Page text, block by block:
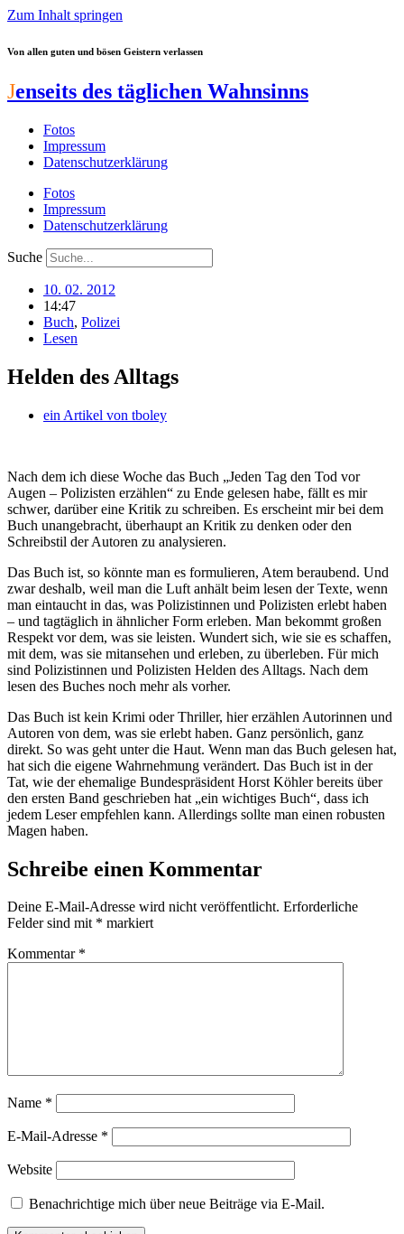
Zum Inhalt springen
Von allen guten und bösen Geistern verlassen
Jenseits des täglichen Wahnsinns
Fotos
Impressum
Datenschutzerklärung
Fotos
Impressum
Datenschutzerklärung
Suche
10. 02. 2012
14:47
Buch, Polizei
Lesen
Helden des Alltags
ein Artikel von tboley
Nach dem ich diese Woche das Buch „Jeden Tag den Tod vor
Augen – Polizisten erzählen“ zu Ende gelesen habe, fällt es mir
schwer, darüber eine Kritik zu schreiben. Es erscheint mir bei dem
Buch unangebracht, überhaupt an Kritik zu denken oder den
Schreibstil der Autoren zu analysieren.
Das Buch ist, so könnte man es formulieren, Atem beraubend. Und
zwar deshalb, weil man die Luft anhält beim lesen der Texte, wenn
man eintaucht in das, was Polizistinnen und Polizisten erlebt haben
– und tagtäglich in ähnlicher Form erleben. Man bekommt großen
Respekt vor dem, was sie leisten. Wundert sich, wie sie es schaffen,
mit dem, was sie mitansehen und erleben, zu überleben. Für mich
sind Polizistinnen und Polizisten Helden des Alltags. Nach dem
lesen des Buches noch mehr als vorher.
Das Buch ist kein Krimi oder Thriller, hier erzählen Autorinnen und
Autoren von dem, was sie erlebt haben. Ganz persönlich, ganz
direkt. So was geht unter die Haut. Wenn man das Buch gelesen hat,
hat sich die eigene Wahrnehmung verändert. Das Buch ist in der
Tat, wie der ehemalige Bundespräsident Horst Köhler bereits über
den ersten Band geschrieben hat „ein wichtiges Buch“, dass ich
jedem Leser empfehlen kann. Allerdings sollte man einen robusten
Magen haben.
Schreibe einen Kommentar
Deine E-Mail-Adresse wird nicht veröffentlicht. Erforderliche
Felder sind mit * markiert
Kommentar *
Name *
E-Mail-Adresse *
Website
Benachrichtige mich über neue Beiträge via E-Mail.